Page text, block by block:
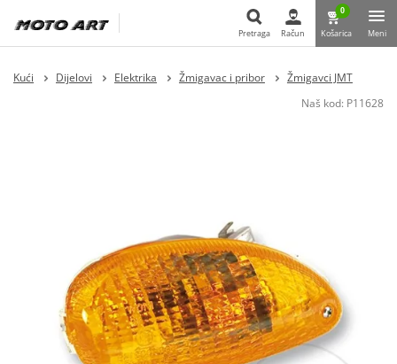
Pretraga
Pretraga Račun
0
Košarica Meni
Kući Dijelovi Elektrika Žmigavac i pribor
Žmigavci JMT
Naš kod: P11628